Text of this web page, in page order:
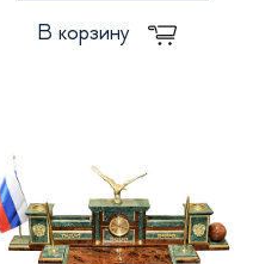
В корзину